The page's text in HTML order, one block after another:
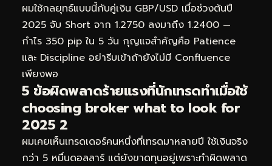
ผมใช้กลยุทธ์แบบนี้กับคู่เงิน GBP/USD เมื่อช่วงต้นปี
2025 จับ Short จาก 1.2750 ลงมาถึง 1.2400 —
กำไร 350 pip ใน 5 วัน กุญแจสำคัญคือ Patience
และ Discipline อย่ารีบเข้าถ้ายังไม่มี Confluence
เพียงพอ
5 ข้อผิดพลาดร้ายแรงที่นักเทรดทำเมื่อใช้
choosing broker what to look for
2025 2
ผมเคยเห็นเทรดเดอร์คนหนึ่งที่เทรดมาหลายปี ใช้เงินจริง
กว่า 5 หมื่นดอลลาร์ แต่ยังขาดทุนอยู่เพราะทำผิดพลาด